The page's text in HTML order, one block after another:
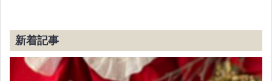
新着記事